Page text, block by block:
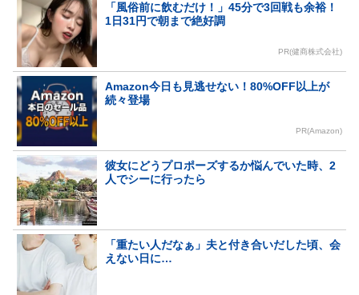
「風俗前に飲むだけ！」45分で3回戦も余裕！
1日31円で朝まで絶好調
PR(健商株式会社)
Amazon今日も見逃せない！80%OFF以上が
続々登場
PR(Amazon)
彼女にどうプロポーズするか悩んでいた時、2
人でシーに行ったら
「重たい人だなぁ」夫と付き合いだした頃、会
えない日に…